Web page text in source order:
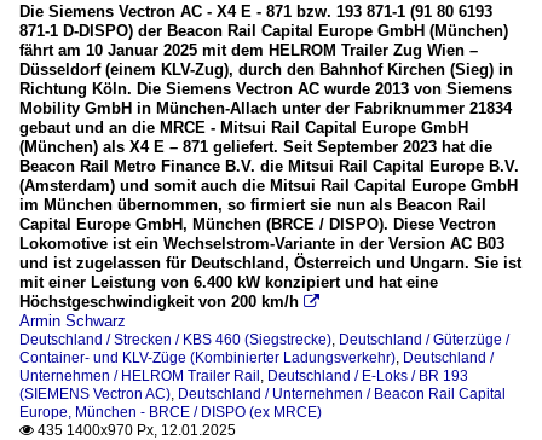
Die Siemens Vectron AC - X4 E - 871 bzw. 193 871-1 (91 80 6193
871-1 D-DISPO) der Beacon Rail Capital Europe GmbH (München)
fährt am 10 Januar 2025 mit dem HELROM Trailer Zug Wien –
Düsseldorf (einem KLV-Zug), durch den Bahnhof Kirchen (Sieg) in
Richtung Köln. Die Siemens Vectron AC wurde 2013 von Siemens
Mobility GmbH in München-Allach unter der Fabriknummer 21834
gebaut und an die MRCE - Mitsui Rail Capital Europe GmbH
(München) als X4 E – 871 geliefert. Seit September 2023 hat die
Beacon Rail Metro Finance B.V. die Mitsui Rail Capital Europe B.V.
(Amsterdam) und somit auch die Mitsui Rail Capital Europe GmbH
im München übernommen, so firmiert sie nun als Beacon Rail
Capital Europe GmbH, München (BRCE / DISPO). Diese Vectron
Lokomotive ist ein Wechselstrom-Variante in der Version AC B03
und ist zugelassen für Deutschland, Österreich und Ungarn. Sie ist
mit einer Leistung von 6.400 kW konzipiert und hat eine
Höchstgeschwindigkeit von 200 km/h 
Armin Schwarz
Deutschland / Strecken / KBS 460 (Siegstrecke) Deutschland / Güterzüge /
Container- und KLV-Züge (Kombinierter Ladungsverkehr) Deutschland /
Unternehmen / HELROM Trailer Rail Deutschland / E-Loks / BR 193
(SIEMENS Vectron AC) Deutschland / Unternehmen / Beacon Rail Capital
Europe, München - BRCE / DISPO (ex MRCE)
 435 1400x970 Px, 12.01.2025